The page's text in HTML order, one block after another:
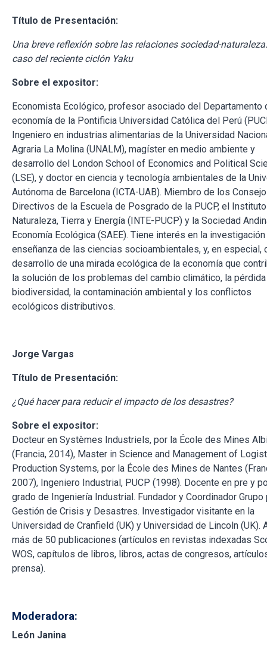
Título de Presentación:
Una breve reflexión sobre las relaciones sociedad-
caso del reciente ciclón Yaku
Sobre el expositor:
Economista Ecológico, profesor asociado del Departamento
economía de la Pontificia Universidad Católica del Perú
Ingeniero en industrias alimentarias de la Universidad
Agraria La Molina (UNALM), magíster en medio ambiente y
desarrollo del London School of Economics and Political
(LSE), y doctor en ciencia y tecnología ambientales de la
Autónoma de Barcelona (ICTA-UAB). Miembro de los
Directivos de la Escuela de Posgrado de la PUCP, el
Naturaleza, Tierra y Energía (INTE-PUCP) y la Sociedad
Economía Ecológica (SAEE). Tiene interés en la
enseñanza de las ciencias socioambientales, y, en especial,
desarrollo de una mirada ecológica de la economía que
la solución de los problemas del cambio climático, la
biodiversidad, la contaminación ambiental y los conflictos
ecológicos distributivos.
Jorge Vargas
Título de Presentación:
¿Qué hacer para reducir el impacto de los desastres?
Sobre el expositor:
Docteur en Systèmes Industriels, por la École des Mines
(Francia, 2014), Master in Science and Management of
Production Systems, por la École des Mines de Nantes
2007), Ingeniero Industrial, PUCP (1998). Docente en pre y
grado de Ingeniería Industrial. Fundador y Coordinador Grupo
Gestión de Crisis y Desastres. Investigador visitante en la
Universidad de Cranfield (UK) y Universidad de Lincoln (UK).
más de 50 publicaciones (artículos en revistas indexadas
WOS, capítulos de libros, libros, actas de congresos,
prensa).
Moderadora:
León Janina